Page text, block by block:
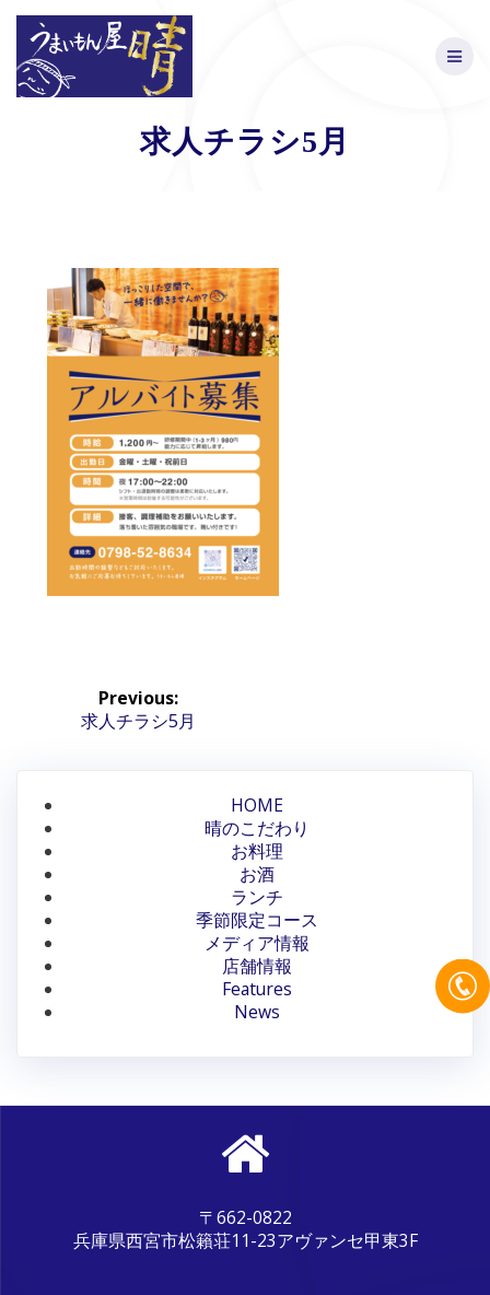
求人チラシ5月
ビ
ゲ
ー
シ
ョ
ン
Previous:
Previous
求人チラシ5月
HOME
晴のこだわり
お料理
お酒
ランチ
季節限定コース
メディア情報
店舗情報
Features
News
〒662-0822
兵庫県西宮市松籟荘11-23アヴァンセ甲東3F